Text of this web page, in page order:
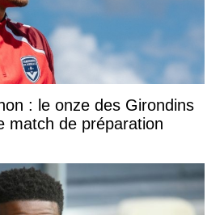
: le onze des Girondins
match de préparation